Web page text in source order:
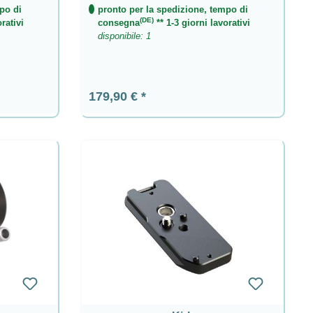
bisogno per la tua prossima sessione fotografica.
prodotti ti aiutano a fare la scelta migliore. Lasciati
ora e approfitta delle nostre offerte vantaggiose.
equipaggiato per ogni sfida fotografica.
di
pronto per la spedizione, tempo di
consegna(DE)** 1-3 giorni lavorativi
disponibile: 1
Prezzo normale:
179,90 €